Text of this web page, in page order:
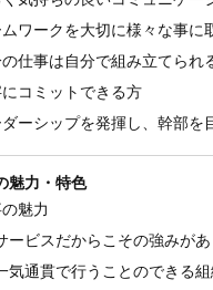
ワークを大切に様々な事に
仕事は自分で組み立てられ
コミットできる方
ーシップを発揮し、幹部を
魅力・特色
魅力
ービスだからこその強みが
気通貫で行うことのできる